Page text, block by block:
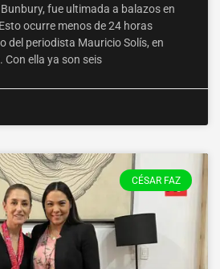
fue ultimada a balazos en
ocurre menos de 24 horas
del periodista Mauricio Solís, en
ella ya son seis
CÉSAR FAZ